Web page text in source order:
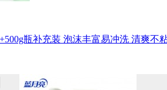
瓶补充装 泡沫丰富易冲洗 清爽不